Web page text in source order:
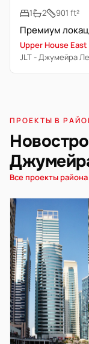
1
2 901 ft²
Upper House East
JLT - Джумейра
ПРОЕКТЫ В
Все проекты